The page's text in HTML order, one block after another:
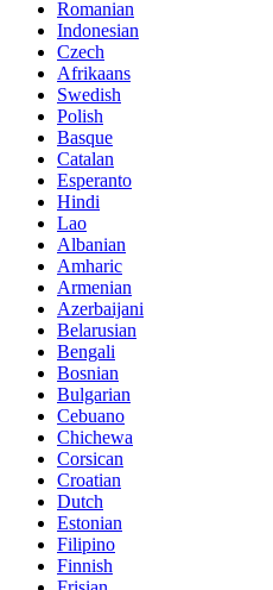
Romanian
Indonesian
Czech
Afrikaans
Swedish
Polish
Basque
Catalan
Esperanto
Hindi
Lao
Albanian
Amharic
Armenian
Azerbaijani
Belarusian
Bengali
Bosnian
Bulgarian
Cebuano
Chichewa
Corsican
Croatian
Dutch
Estonian
Filipino
Finnish